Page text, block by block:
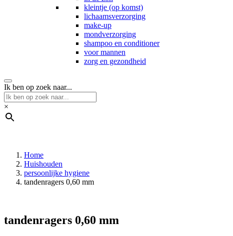
kleintje (op komst)
lichaamsverzorging
make-up
mondverzorging
shampoo en conditioner
voor mannen
zorg en gezondheid
Ik ben op zoek naar...
×
Home
Huishouden
persoonlijke hygiene
tandenragers 0,60 mm
tandenragers 0,60 mm